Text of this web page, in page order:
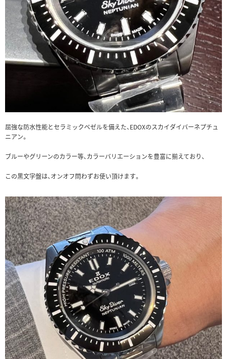
屈強な防水性能とセラミックベゼルを備えた、EDOXのスカイダイバーネプチュ
ニアン。
ブルーやグリーンのカラー等、カラーバリエーションを豊富に揃えており、
この黒文字盤は、オンオフ問わずお使い頂けます。